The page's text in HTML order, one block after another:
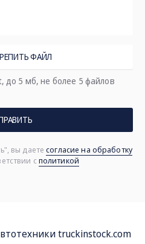
ФАЙЛ
до 5 мб, не более 5 файлов
вы даетесогласие на обработку
с политикой
truckinstock.com